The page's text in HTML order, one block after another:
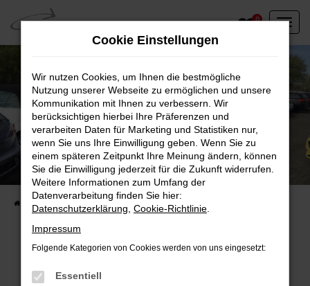
Zum
Hauptinhalt
springen
0
Unser Fahrzeugbestand vor Ort
Entdecken Sie unsere sofort verfügbaren
Fahrzeugangebote
Fehler: Network Error
Cookie Einstellungen
Wir nutzen Cookies, um Ihnen die bestmögliche
Nutzung unserer Webseite zu ermöglichen und unsere
Kommunikation mit Ihnen zu verbessern. Wir
berücksichtigen hierbei Ihre Präferenzen und
verarbeiten Daten für Marketing und Statistiken nur,
wenn Sie uns Ihre Einwilligung geben. Wenn Sie zu
einem späteren Zeitpunkt Ihre Meinung ändern, können
Sie die Einwilligung jederzeit für die Zukunft widerrufen.
Weitere Informationen zum Umfang der
Datenverarbeitung finden Sie hier:
Datenschutzerklärung Cookie-Richtlinie
Impressum
Folgende Kategorien von Cookies werden von uns eingesetzt:
Essentiell